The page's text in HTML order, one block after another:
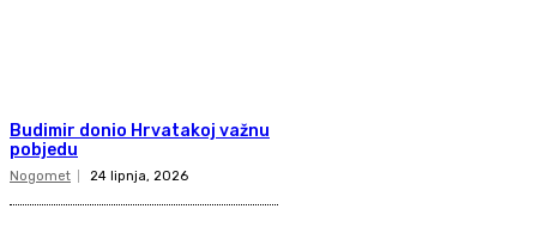
Budimir donio Hrvatakoj važnu
pobjedu
Nogomet 24 lipnja, 2026